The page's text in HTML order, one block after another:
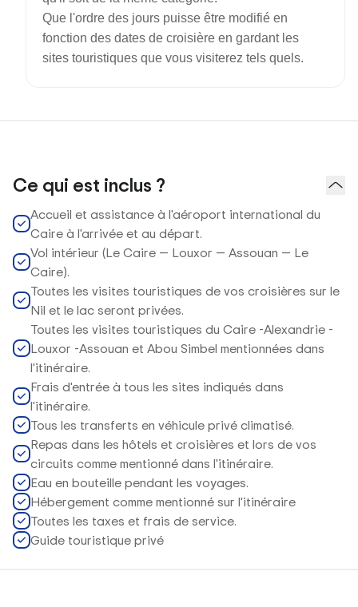
Que l'ordre des jours puisse être modifié en
fonction des dates de croisière en gardant les
sites touristiques que vous visiterez tels quels.
Ce qui est inclus ?
Accueil et assistance à l'aéroport international du
Caire à l'arrivée et au départ.
Vol intérieur (Le Caire — Louxor — Assouan — Le
Caire).
Toutes les visites touristiques de vos croisières sur le
Nil et le lac seront privées.
Toutes les visites touristiques du Caire -Alexandrie -
Louxor -Assouan et Abou Simbel mentionnées dans
l'itinéraire.
Frais d'entrée à tous les sites indiqués dans
l'itinéraire.
Tous les transferts en véhicule privé climatisé.
Repas dans les hôtels et croisières et lors de vos
circuits comme mentionné dans l'itinéraire.
Eau en bouteille pendant les voyages.
Hébergement comme mentionné sur l'itinéraire
Toutes les taxes et frais de service.
Guide touristique privé